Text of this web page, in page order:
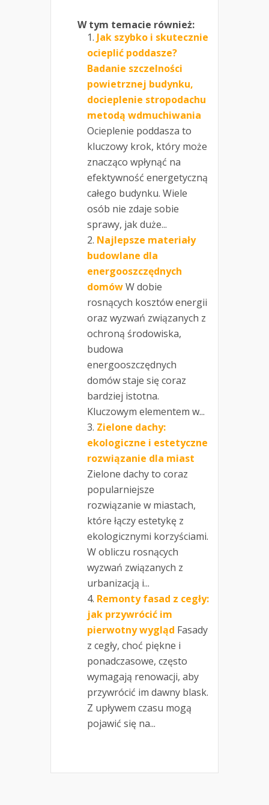
W tym temacie również:
Jak szybko i skutecznie
ocieplić poddasze?
Badanie szczelności
powietrznej budynku,
docieplenie stropodachu
metodą wdmuchiwania
Ocieplenie poddasza to
kluczowy krok, który może
znacząco wpłynąć na
efektywność energetyczną
całego budynku. Wiele
osób nie zdaje sobie
sprawy, jak duże...
Najlepsze materiały
budowlane dla
energooszczędnych
domówW dobie
rosnących kosztów energii
oraz wyzwań związanych z
ochroną środowiska,
budowa
energooszczędnych
domów staje się coraz
bardziej istotna.
Kluczowym elementem w...
Zielone dachy:
ekologiczne i estetyczne
rozwiązanie dla miast
Zielone dachy to coraz
popularniejsze
rozwiązanie w miastach,
które łączy estetykę z
ekologicznymi korzyściami.
W obliczu rosnących
wyzwań związanych z
urbanizacją i...
Remonty fasad z cegły:
jak przywrócić im
pierwotny wygląd Fasady
z cegły, choć piękne i
ponadczasowe, często
wymagają renowacji, aby
przywrócić im dawny blask.
Z upływem czasu mogą
pojawić się na...